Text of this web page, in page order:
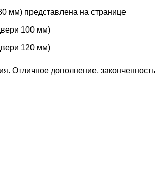
мм) представлена на странице
100 мм)
120 мм)
Отличное дополнение,